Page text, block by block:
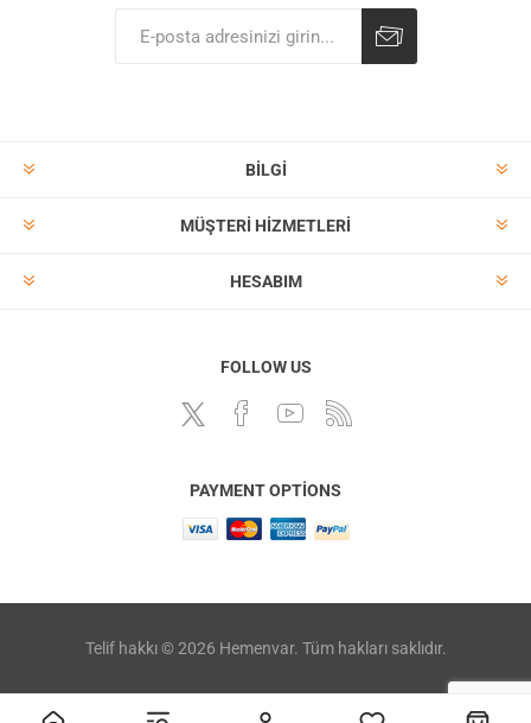
BILGI
MÜŞTERI HIZMETLERI
HESABIM
FOLLOW US
PAYMENT OPTIONS
Telif hakkı © 2026 Hemenvar. Tüm hakları saklıdır.